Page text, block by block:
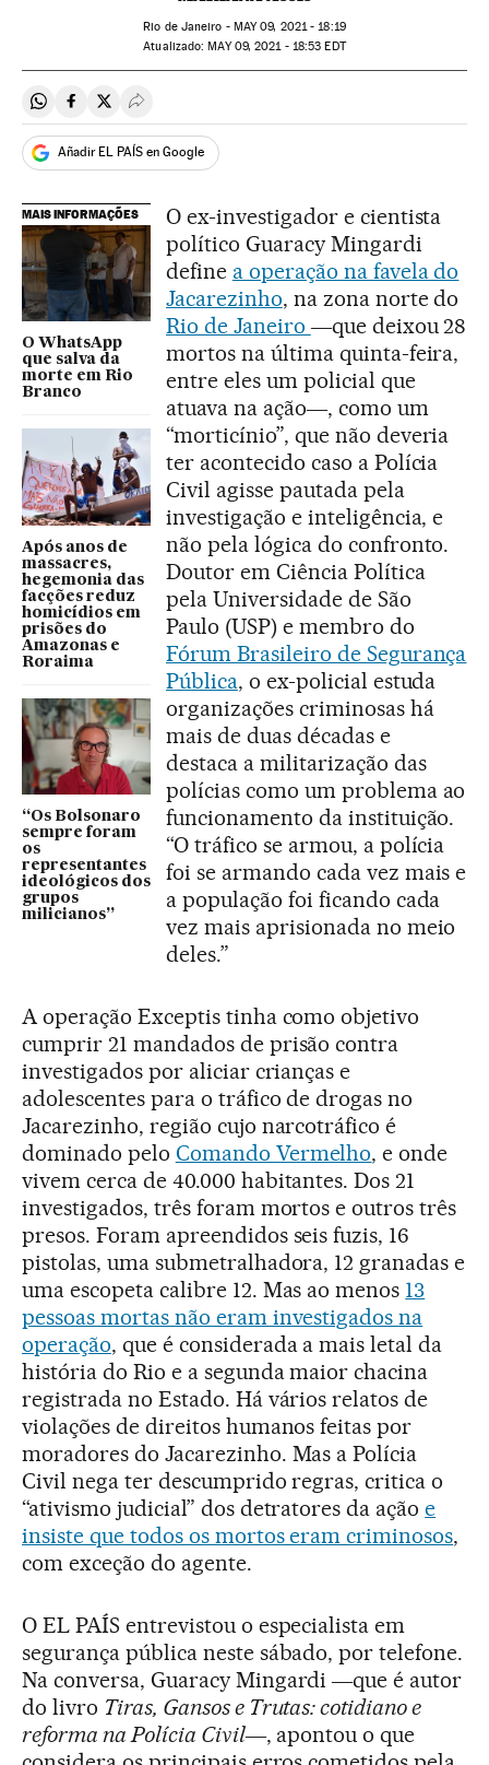
Rio de Janeiro - MAY09, 2021 - 18:19
atualizado: MAY09, 2021 - 18:53 EDT
Compartir en Whatsapp
Compartir en Facebook
Compartir en Twitter
Desplegar Redes Sociales
Añadir EL PAÍS en Google
MAIS INFORMAÇÕES
O WhatsApp
que salva da
morte em Rio
Branco
Após anos de
massacres,
hegemonia das
facções reduz
homicídios em
prisões do
Amazonas e
Roraima
“Os Bolsonaro
sempre foram
os
representantes
ideológicos dos
grupos
milicianos”
O ex-investigador e cientista
político Guaracy Mingardi
define a operação na favela do
Jacarezinho, na zona norte do
Rio de Janeiro―que deixou 28
mortos na última quinta-feira,
entre eles um policial que
atuava na ação―, como um
“morticínio”, que não deveria
ter acontecido caso a Polícia
Civil agisse pautada pela
investigação e inteligência, e
não pela lógica do confronto.
Doutor em Ciência Política
pela Universidade de São
Paulo (USP) e membro do
Fórum Brasileiro de Segurança
Pública, o ex-policial estuda
organizações criminosas há
mais de duas décadas e
destaca a militarização das
polícias como um problema ao
funcionamento da instituição.
“O tráfico se armou, a polícia
foi se armando cada vez mais e
a população foi ficando cada
vez mais aprisionada no meio
deles.”
A operação Exceptis tinha como objetivo
cumprir 21 mandados de prisão contra
investigados por aliciar crianças e
adolescentes para o tráfico de drogas no
Jacarezinho, região cujo narcotráfico é
dominado pelo Comando Vermelho, e onde
vivem cerca de 40.000 habitantes. Dos 21
investigados, três foram mortos e outros três
presos. Foram apreendidos seis fuzis, 16
pistolas, uma submetralhadora, 12 granadas e
uma escopeta calibre 12. Mas ao menos 13
pessoas mortas não eram investigados na
operação, que é considerada a mais letal da
história do Rio e a segunda maior chacina
registrada no Estado. Há vários relatos de
violações de direitos humanos feitas por
moradores do Jacarezinho. Mas a Polícia
Civil nega ter descumprido regras, critica o
“ativismo judicial” dos detratores da açãoe
insiste que todos os mortos eram criminosos,
com exceção do agente.
O EL PAÍS entrevistou o especialista em
segurança pública neste sábado, por telefone.
Na conversa, Guaracy Mingardi ―que é autor
do livro Tiras, Gansos e Trutas: cotidiano e
reforma na Polícia Civil―, apontou o que